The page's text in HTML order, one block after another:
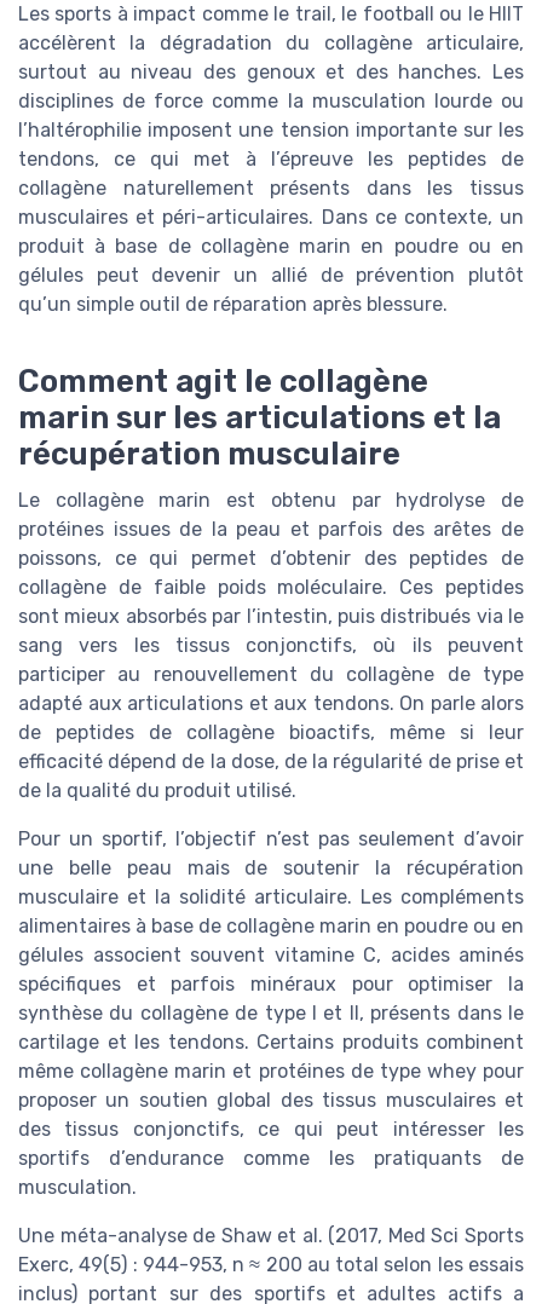
Les sports à impact comme le trail, le football ou le HIIT
accélèrent la dégradation du collagène articulaire,
surtout au niveau des genoux et des hanches. Les
disciplines de force comme la musculation lourde ou
l’haltérophilie imposent une tension importante sur les
tendons, ce qui met à l’épreuve les peptides de
collagène naturellement présents dans les tissus
musculaires et péri-articulaires. Dans ce contexte, un
produit à base de collagène marin en poudre ou en
gélules peut devenir un allié de prévention plutôt
qu’un simple outil de réparation après blessure.
Comment agit le collagène
marin sur les articulations et la
récupération musculaire
Le collagène marin est obtenu par hydrolyse de
protéines issues de la peau et parfois des arêtes de
poissons, ce qui permet d’obtenir des peptides de
collagène de faible poids moléculaire. Ces peptides
sont mieux absorbés par l’intestin, puis distribués via le
sang vers les tissus conjonctifs, où ils peuvent
participer au renouvellement du collagène de type
adapté aux articulations et aux tendons. On parle alors
de peptides de collagène bioactifs, même si leur
efficacité dépend de la dose, de la régularité de prise et
de la qualité du produit utilisé.
Pour un sportif, l’objectif n’est pas seulement d’avoir
une belle peau mais de soutenir la récupération
musculaire et la solidité articulaire. Les compléments
alimentaires à base de collagène marin en poudre ou en
gélules associent souvent vitamine C, acides aminés
spécifiques et parfois minéraux pour optimiser la
synthèse du collagène de type I et II, présents dans le
cartilage et les tendons. Certains produits combinent
même collagène marin et protéines de type whey pour
proposer un soutien global des tissus musculaires et
des tissus conjonctifs, ce qui peut intéresser les
sportifs d’endurance comme les pratiquants de
musculation.
Une méta-analyse de Shaw et al. (2017, Med Sci Sports
Exerc, 49(5) : 944-953, n ≈ 200 au total selon les essais
inclus) portant sur des sportifs et adultes actifs a